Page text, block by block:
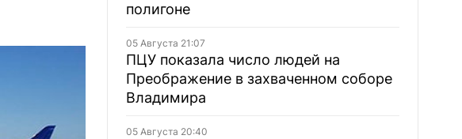
полигоне
05 Августа 21:07
ПЦУ показала число людей на
Преображение в захваченном соборе
Владимира
05 Августа 20:40